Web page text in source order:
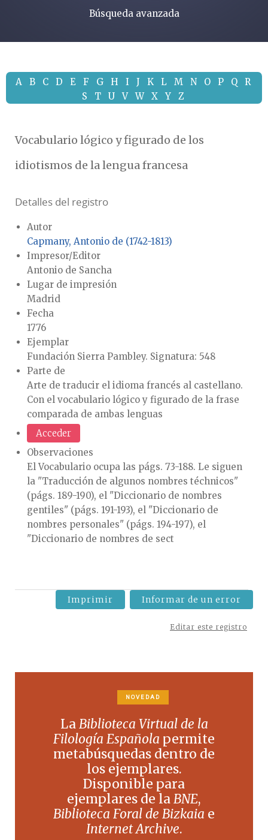
Búsqueda avanzada
A B C D E F G H I J K L M N O P Q
R
S
T U V W X Y Z
Vocabulario lógico y figurado de los
idiotismos de la lengua francesa
Detalles del registro
Autor
Capmany, Antonio de (1742-1813)
Impresor/Editor
Antonio de Sancha
Lugar de impresión
Madrid
Fecha
1776
Ejemplar
Fundación Sierra Pambley. Signatura: 548
Parte de
Arte de traducir el idioma francés al castellano.
Con el vocabulario lógico y figurado de la frase
comparada de ambas lenguas
Acceder
Observaciones
El Vocabulario ocupa las págs. 73-188. Le siguen
la "Traducción de algunos nombres téchnicos"
(págs. 189-190), el "Diccionario de nombres
gentiles" (págs. 191-193), el "Diccionario de
nombres personales" (págs. 194-197), el
"Diccionario de nombres de sect
Imprimir Informar de un error
Editar este registro
NOVEDAD
LaBiblioteca Virtual de la
Filología Española permite
metabúsquedas dentro de
los ejemplares.
Disponible para
ejemplares de laBNE,
Biblioteca Foral de Bizkaia e
Internet Archive.